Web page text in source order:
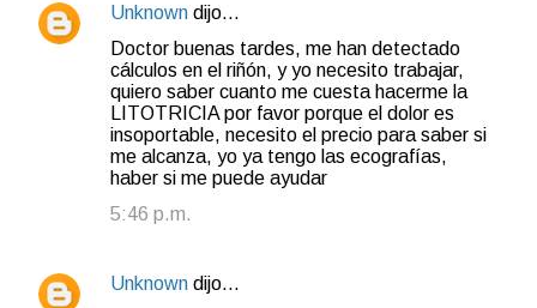
Unknown dijo…
Doctor buenas tardes, me han detectado
cálculos en el riñón, y yo necesito trabajar,
quiero saber cuanto me cuesta hacerme la
LITOTRICIA por favor porque el dolor es
insoportable, necesito el precio para saber si
me alcanza, yo ya tengo las ecografías,
haber si me puede ayudar
5:46 p.m.
Unknown dijo…